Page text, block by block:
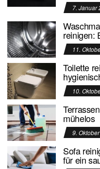
7. Januar
reinigen:
11.
Toilette
10.
mühelos
9.
Sofa
für ein